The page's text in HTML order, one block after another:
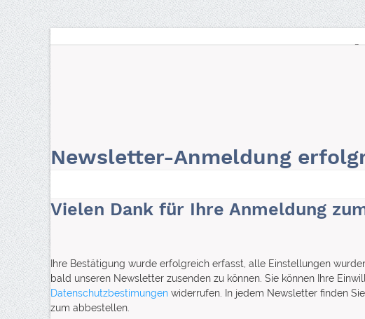
Skip
to
content
Newsletter-Anmeldung
Vielen Dank für Ihre Anmeldung
Ihre Bestätigung wurde erfolgreich erfasst, alle Einstellungen
bald unseren Newsletter zusenden zu können. Sie können Ihre
Datenschutzbestimungen widerrufen. In jedem Newsletter finden
zum abbestellen.